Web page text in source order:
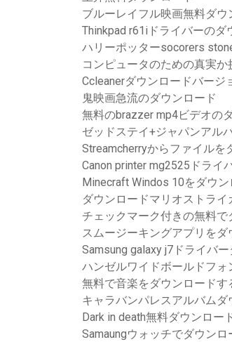
ブルーレイフル映画無料ダウ
Thinkpad r61iドライバーのダ
ハリーポッターsocorers
コンピュータのための真実
Ccleanerダウンロードバージ
鬼映画急流のダウンロード
無料のbrazzer mp4ビデオの
ゼッドステイ+ジャパンアル
Streamcherryからファイルを
Canon printer mg2525ドライ
Minecraft Windos 10をダウン
ダウンロードマリオストラ
チェックマーク付きの無料
スムージーキングアプリをダ
Samsung galaxy j7ドライバ
ハンゼルワイドボールドフォ
無料で音楽をダウンロードす
キャラバンパレスアルバムダ
Dark in death無料ダウンロー
Samaungウォッチでダウン